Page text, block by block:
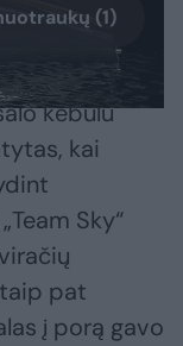
(1)
kėbulu
kai
Sky“
pat
į porą gavo